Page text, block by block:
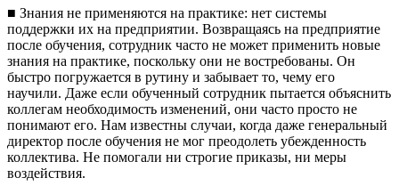
■ Знания не применяются на практике: нет системы
поддержки их на предприятии. Возвращаясь на предприятие
после обучения, сотрудник часто не может применить новые
знания на практике, поскольку они не востребованы. Он
быстро погружается в рутину и забывает то, чему его
научили. Даже если обученный сотрудник пытается объяснить
коллегам необходимость изменений, они часто просто не
понимают его. Нам известны случаи, когда даже генеральный
директор после обучения не мог преодолеть убежденность
коллектива. Не помогали ни строгие приказы, ни меры
воздействия.